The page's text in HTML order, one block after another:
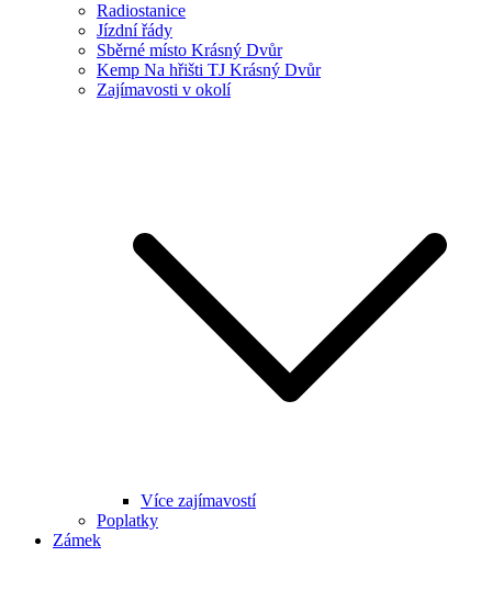
Radiostanice
Jízdní řády
Sběrné místo Krásný Dvůr
Kemp Na hřišti TJ Krásný Dvůr
Zajímavosti v okolí
Více zajímavostí
Poplatky
Zámek